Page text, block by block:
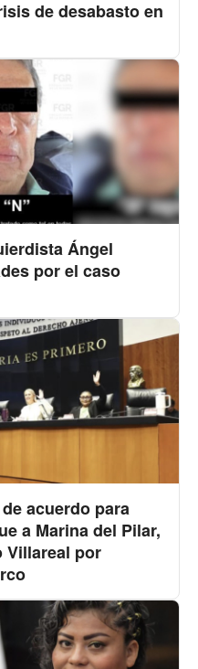
de desabasto en
Ángel
por el caso
acuerdo para
a Marina del Pilar,
Villareal por